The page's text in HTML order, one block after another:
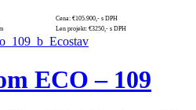
Cena: €105.900,- s DPH
Len projekt: €3250,- s DPH
ECO – 109